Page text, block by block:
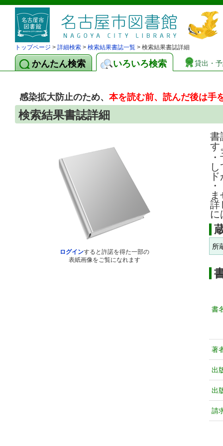
トップページ > 詳細検索 > 検索結果書誌一覧 > 検索結果書誌詳細
かんたん検索 いろいろ検索 貸出・
感染拡大防止のため、本を読む前、読んだ後は手
検索結果書誌詳細
ログインすると許諾を得た一部の
表紙画像をご覧になれます
書
す
詳
に
所
書
著
出
出
請